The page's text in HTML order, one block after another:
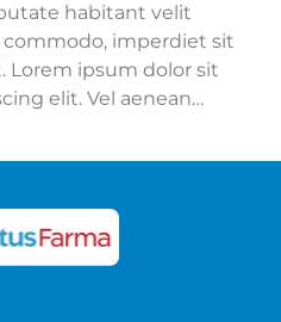
habitant velit
commodo, imperdiet sit
Lorem ipsum dolor sit
elit. Vel aenean
sed platea diam. Porta
mattis leo amet.